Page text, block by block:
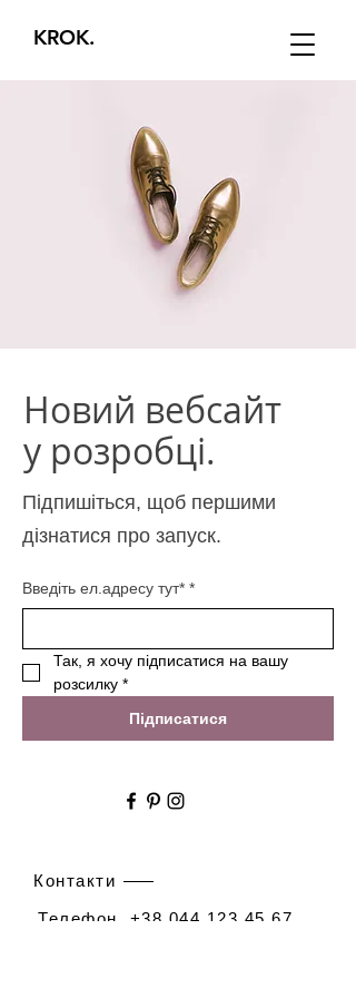
KROK.
Новий вебсайт
у розробці.
Підпишіться, щоб першими
дізнатися про запуск.
Введіть ел.адресу тут* *
Так, я хочу підписатися на вашу
розсилку *
Підписатися
Контакти
Телефон. +38 044 123 45 67